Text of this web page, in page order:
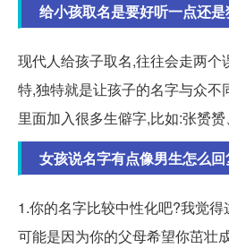
给小孩取名是要好听一点还
现代人给孩子取名,往往会走两个
特,独特就是让孩子的名字与众
里面加入很多生僻字,比如:张赟赟
女孩说名字有点像男生怎么
1.你的名字比较中性化吧?我觉
可能是因为你的父母希望你茁壮